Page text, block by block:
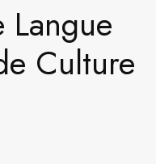
Langue
Culture